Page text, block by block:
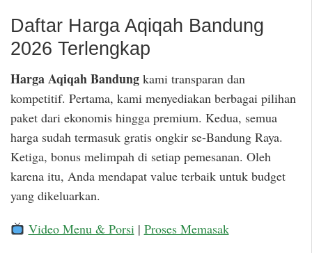
Daftar Harga Aqiqah Bandung
2026 Terlengkap
Harga Aqiqah Bandung kami transparan dan
kompetitif. Pertama, kami menyediakan berbagai pilihan
paket dari ekonomis hingga premium. Kedua, semua
harga sudah termasuk gratis ongkir se-Bandung Raya.
Ketiga, bonus melimpah di setiap pemesanan. Oleh
karena itu, Anda mendapat value terbaik untuk budget
yang dikeluarkan.
Video Menu & Porsi| Proses Memasak